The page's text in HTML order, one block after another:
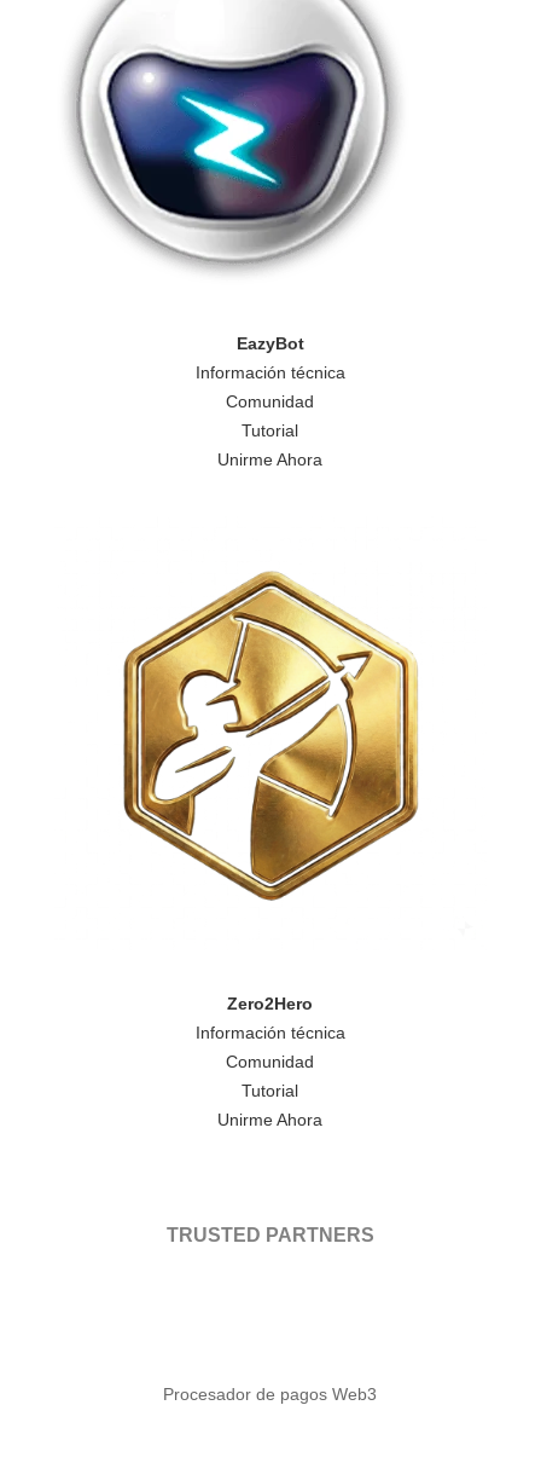
EazyBot
Información técnica
Comunidad
Tutorial
Unirme Ahora
Zero2Hero
Información técnica
Comunidad
Tutorial
Unirme Ahora
TRUSTED PARTNERS
Procesador de pagos Web3